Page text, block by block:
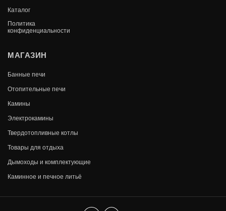
КРИСТИНА В ОБЛИЦОВКЕ ЗМЕЕВИК 18
Каталог
Политика
конфиденциальности
МАГАЗИН
Банные печи
Отопительные печи
Камины
Электрокамины
Твердотопливные котлы
Товары для отдыха
Дымоходы и комплектующие
Каминное и печное литьё